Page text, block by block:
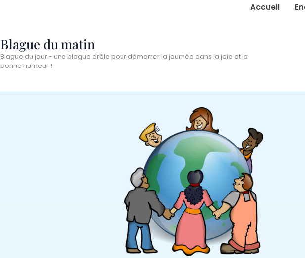
Accueil
Blague du matin
Blague du jour - une blague drôle pour démarrer la journée dans la joie et la
bonne humeur !